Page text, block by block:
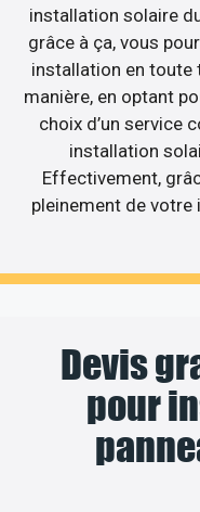
installation solaire
grâce à ça, vous
installation en toute
manière, en optant
choix d’un service
installation
Effectivement,
pleinement de
Devis
pour